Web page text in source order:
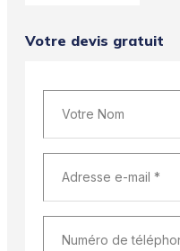
Votre devis gratuit